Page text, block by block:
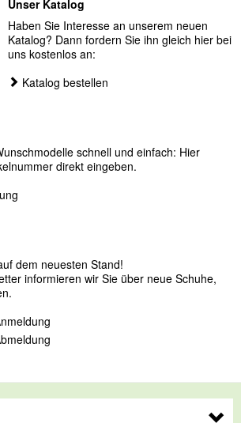
Unser Katalog
Haben Sie Interesse an unserem neuen
Katalog? Dann fordern Sie ihn gleich hier bei
uns kostenlos an:
Katalog bestellen
schnell und einfach: Hier
direkt eingeben.
dem neuesten Stand!
informieren wir Sie über neue Schuhe,